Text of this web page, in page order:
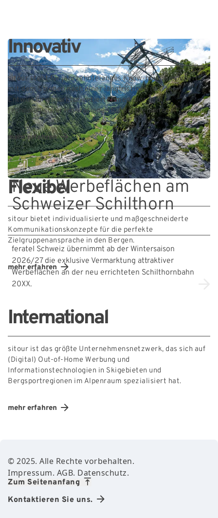
Neue Werbeflächen am
Schweizer Schilthorn
feratel Schweiz übernimmt ab der Wintersaison
2026/27 die exklusive Vermarktung attraktiver
Werbeflächen an der neu errichteten Schilthornbahn
20XX.
Innovativ
sitour steht für jahrzehntelanges Know-how kombiniert
mit dem Streben nach einer langfristigen (Weiter-)
Entwicklung marktorientierter medialer und
technologischer Innovationen für Bergregionen.
mehr erfahren
Flexibel
sitour bietet individualisierte und maßgeschneiderte
Kommunikationskonzepte für die perfekte
Zielgruppenansprache in den Bergen.
mehr erfahren
International
sitour ist das größte Unternehmensnetzwerk, das sich auf
(Digital) Out-of-Home Werbung und
Informationstechnologien in Skigebieten und
Bergsportregionen im Alpenraum spezialisiert hat.
mehr erfahren
Footer Content
© 2025. Alle Rechte vorbehalten.
Impressum. AGB. Datenschutz.
Zum Seitenanfang
Kontaktieren Sie uns.